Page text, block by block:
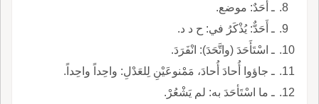
ـ أَحَدٌ: موضع.
ـ أَحَدٌّ: يُذْكَرُ في: ح د د.
ـ اسْتَأَحَدَ (واتَّحَدَ): انْفَرَدَ.
ـ جاؤوا أُحادَ أُحادَ، مَمْنوعَيْنِ لِلعَدْلِ: واحِداً واحِداً.
ـ ما اسْتَأحَدَ به: لم يَشْعُرْ.